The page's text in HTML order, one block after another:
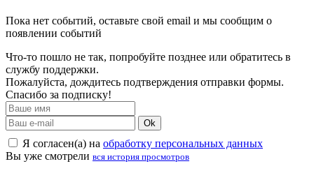
Пока нет событий, оставьте свой email и мы сообщим о
появлении событий
Что-то пошло не так, попробуйте позднее или обратитесь в
службу поддержки.
Пожалуйста, дождитесь подтверждения отправки формы.
Спасибо за подписку!
Ok
Я согласен(а) на обработку персональных данных
Вы уже смотрели вся история просмотров